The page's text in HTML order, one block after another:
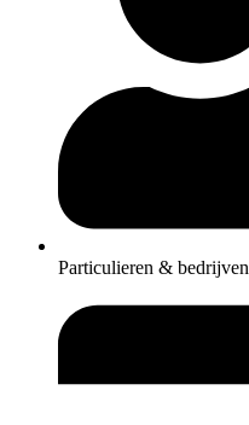
Particulieren & bedrijven